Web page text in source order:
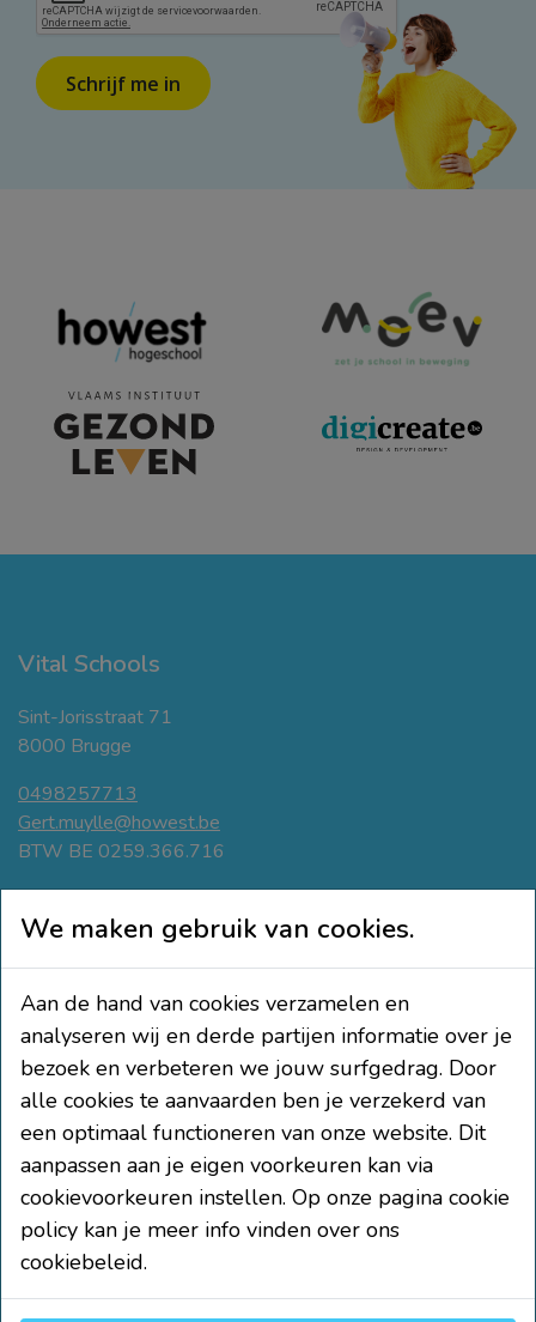
Vital Schools
Sint-Jorisstraat 71
8000 Brugge
0498257713
Gert.muylle@howest.be
BTW BE 0259.366.716
Navigeer
Actief leren
Educatie & participatie
Volg ons
Wettelijk
Privacy voorwaarden
Cookie policy
We maken gebruik van cookies.
Aan de hand van cookies verzamelen en
analyseren wij en derde partijen informatie over je
bezoek en verbeteren we jouw surfgedrag. Door
alle cookies te aanvaarden ben je verzekerd van
een optimaal functioneren van onze website. Dit
aanpassen aan je eigen voorkeuren kan via
cookievoorkeuren instellen. Op onze pagina cookie
policy kan je meer info vinden over ons
cookiebeleid.